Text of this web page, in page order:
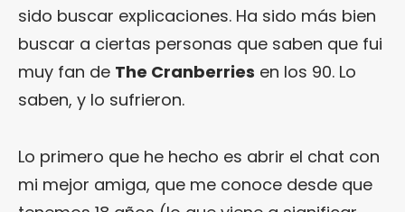
sido buscar explicaciones. Ha sido más bien
buscar a ciertas personas que saben que fui
muy fan de The Cranberries en los 90. Lo
saben, y lo sufrieron.
Lo primero que he hecho es abrir el chat con
mi mejor amiga, que me conoce desde que